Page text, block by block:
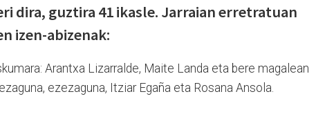
dira, guztira 41 ikasle. Jarraian erretratuan
izen-abizenak:
Arantxa Lizarralde, Maite Landa eta bere magalean
ezezaguna, Itziar Egaña eta Rosana Ansola.